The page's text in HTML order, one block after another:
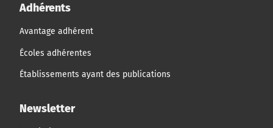
Adhérents
Avantage adhérent
Écoles adhérentes
Établissements ayant des publications
Newsletter